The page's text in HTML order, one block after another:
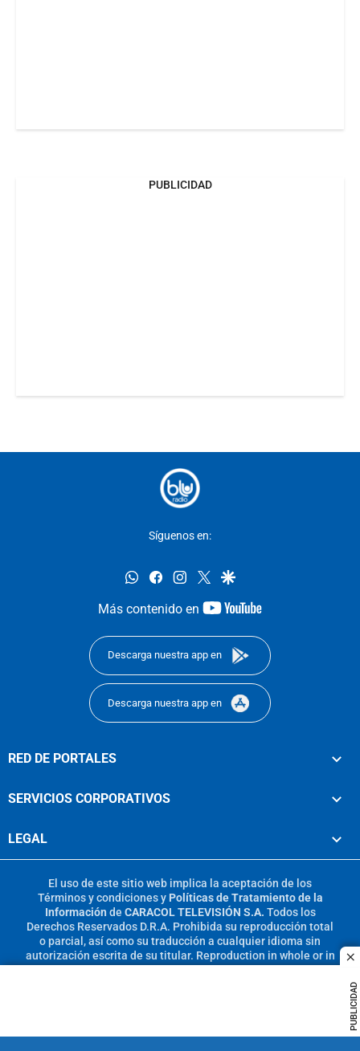
PUBLICIDAD
PUBLICIDAD
Síguenos en:
whatsappfacebookinstagram
twittergoogle
Más contenido en
youtube-
Descarga nuestra app en
Descarga nuestra app en
RED DE PORTALES
SERVICIOS CORPORATIVOS
LEGAL
El uso de este sitio web implica la aceptación de los
Términos y condicionesy Políticas de Tratamiento de la
Información de CARACOL TELEVISIÓN S.A. Todos los
Derechos Reservados D.R.A. Prohibida su reproducción total
o parcial, así como su traducción a cualquier idioma sin
autorización escrita de su titular. Reproduction in whole or in